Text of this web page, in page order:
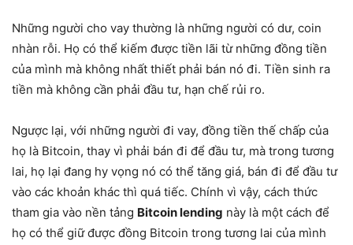
Những người cho vay thường là những người có dư, coin
nhàn rỗi. Họ có thể kiếm được tiền lãi từ những đồng tiền
của mình mà không nhất thiết phải bán nó đi. Tiền sinh ra
tiền mà không cần phải đầu tư, hạn chế rủi ro.
Ngược lại, với những người đi vay, đồng tiền thế chấp của
họ là Bitcoin, thay vì phải bán đi để đầu tư, mà trong tương
lai, họ lại đang hy vọng nó có thể tăng giá, bán đi để đầu tư
vào các khoản khác thì quá tiếc. Chính vì vậy, cách thức
tham gia vào nền tảng Bitcoin lending này là một cách để
họ có thể giữ được đồng Bitcoin trong tương lai của mình